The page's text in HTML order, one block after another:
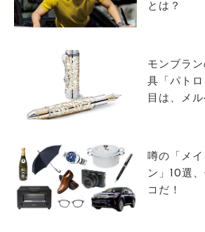
とは？
モンブラ
具「パト
目は、メ
噂の「メ
ン」10選
コだ！